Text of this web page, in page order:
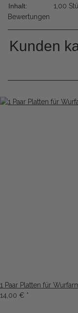
Inhalt:
1,00
Bewertungen
Kunden
1 Paar Platten für
14,00 € *